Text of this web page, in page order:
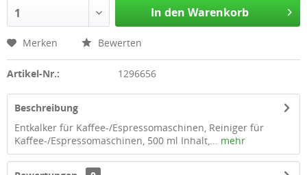
1 In den Warenkorb
Merken Bewerten
Artikel-Nr.: 1296656
Beschreibung
Entkalker für Kaffee-/Espressomaschinen, Reiniger für
Kaffee-/Espressomaschinen, 500 ml Inhalt,... mehr